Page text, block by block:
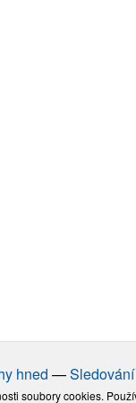
hned —
soubory cookies.